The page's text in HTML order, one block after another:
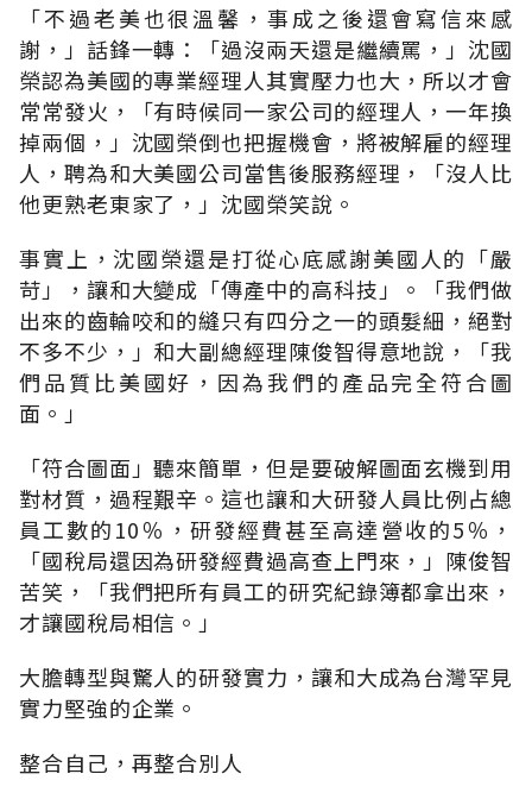
「不過老美也很溫馨，事成之後還會寫信來感
謝，」話鋒一轉：「過沒兩天還是繼續罵，」沈國
榮認為美國的專業經理人其實壓力也大，所以才會
常常發火，「有時候同一家公司的經理人，一年換
掉兩個，」沈國榮倒也把握機會，將被解雇的經理
人，聘為和大美國公司當售後服務經理，「沒人比
他更熟老東家了，」沈國榮笑說。
事實上，沈國榮還是打從心底感謝美國人的「嚴
苛」，讓和大變成「傳產中的高科技」。「我們做
出來的齒輪咬和的縫只有四分之一的頭髮細，絕對
不多不少，」和大副總經理陳俊智得意地說，「我
們品質比美國好，因為我們的產品完全符合圖
面。」
「符合圖面」聽來簡單，但是要破解圖面玄機到用
對材質，過程艱辛。這也讓和大研發人員比例占總
員工數的10％，研發經費甚至高達營收的5％，
「國稅局還因為研發經費過高查上門來，」陳俊智
苦笑，「我們把所有員工的研究紀錄簿都拿出來，
才讓國稅局相信。」
大膽轉型與驚人的研發實力，讓和大成為台灣罕見
實力堅強的企業。
整合自己，再整合別人